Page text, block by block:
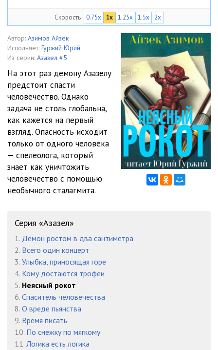
Скорость 0.75x 1x 1.25x 1.5x 2x
Автор: Азимов Айзек
Исполняет: Гуржий Юрий
Из серии: Азазел #5
На этот раз демону Азазелу
предстоит спасти
человечество. Однако
задача не столь глобальна,
как кажется на первый
взгляд. Опасность исходит
только от одного человека
— спелеолога, который
знает как уничтожить
человечество с помощью
необычного сталагмита.
Серия «Азазел»
1. Демон ростом в два сантиметра
2. Всего один концерт
3. Улыбка, приносящая горе
4. Кому достаются трофеи
5. Неясный рокот
6. Спаситель человечества
8. О вреде пьянства
9. Время писать
10. По снежку по мягкому
11. Логика есть логика